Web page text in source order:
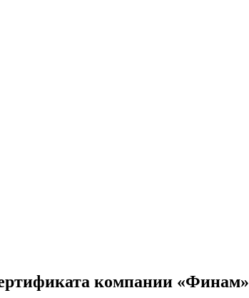
компании «Финам»